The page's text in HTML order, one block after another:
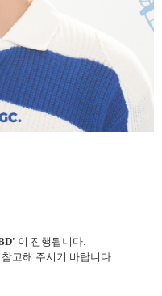
이 진행됩니다.
고해 주시기 바랍니다.